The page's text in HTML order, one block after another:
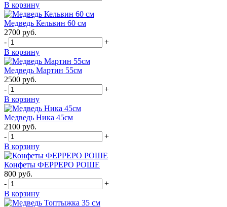
В корзину
Медведь Кельвин 60 см
2700 руб.
-
+
В корзину
Медведь Мартин 55см
2500 руб.
-
+
В корзину
Медведь Ника 45см
2100 руб.
-
+
В корзину
Конфеты ФЕРРЕРО РОШЕ
800 руб.
-
+
В корзину